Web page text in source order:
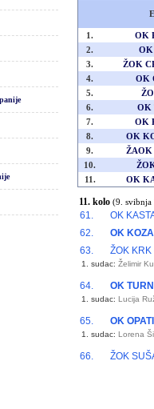
1.
OK
2.
OK
3.
ŽOK
4.
OK
5.
6.
OK
7.
OK
8.
OK
9.
ŽAOK
10.
11.
OK
11. kolo (9. svibnja
61. OK
62. OK
63. ŽOK KRK
1. sudac: Želimir
64. OK
1. sudac: Lucija
65. OK
1. sudac: Lorena
66. ŽOK